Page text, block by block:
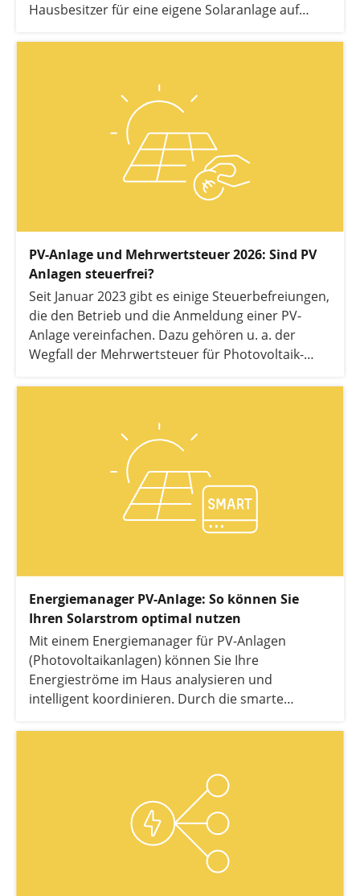
Hausbesitzer für eine eigene Solaranlage auf
Anmeldung, Montage und Inbetriebnahme.
PV-Anlage und Mehrwertsteuer 2026: Sind PV
Anlagen steuerfrei?
Seit Januar 2023 gibt es einige Steuerbefreiungen,
die den Betrieb und die Anmeldung einer PV-
Anlage vereinfachen. Dazu gehören u. a. der
Wegfall der Mehrwertsteuer für Photovoltaik-
Sie dabei achten müssen.
Energiemanager PV-Anlage: So können Sie
Ihren Solarstrom optimal nutzen
Mit einem Energiemanager für PV-Anlagen
(Photovoltaikanlagen) können Sie Ihre
Energieströme im Haus analysieren und
intelligent koordinieren. Durch die smarte
Einsatz eines Energiemanagers mit PV wissen
müssen und für wen sich die Kombination
besonders lohnt.